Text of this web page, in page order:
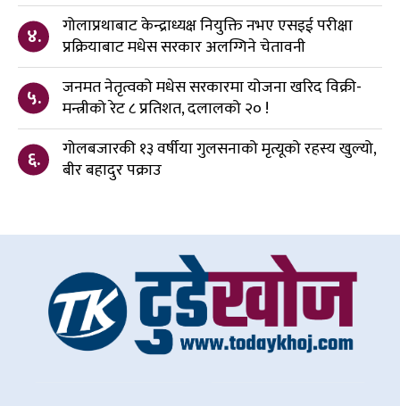
४.
गोलाप्रथाबाट केन्द्राध्यक्ष नियुक्ति नभए एसइई परीक्षा
प्रक्रियाबाट मधेस सरकार अलग्गिने चेतावनी
५.
जनमत नेतृत्वको मधेस सरकारमा योजना खरिद विक्री-
मन्त्रीको रेट ८ प्रतिशत, दलालको २० !
६.
गोलबजारकी १३ वर्षीया गुलसनाको मृत्यूको रहस्य खुल्यो,
बीर बहादुर पक्राउ